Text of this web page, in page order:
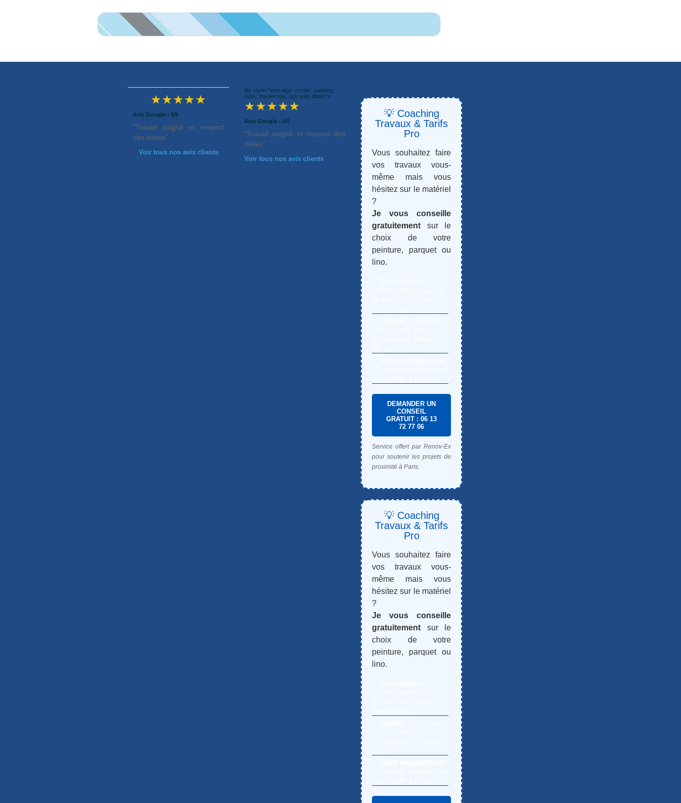
★★★★★
Avis Google : 5/5
"Travail soigné et respect
des délais"
Voir tous nos avis clients
div style="text-align: center; padding:
10px; border-top: 1px solid #ddd;">
★★★★★
Avis Google : 5/5
"Travail soigné et respect des
délais"
Voir tous nos avis clients
💡 Coaching
Travaux & Tarifs
Pro
Vous souhaitez faire
vos travaux vous-
même mais vous
hésitez sur le matériel
?
Je vous conseille
gratuitement sur le
choix de votre
peinture, parquet ou
lino.
DEMANDER UN
CONSEIL
GRATUIT : 06 13
72 77 06
Service offert par Renov-Ex
pour soutenir les projets de
proximité à Paris.
💡 Coaching
Travaux & Tarifs
Pro
Vous souhaitez faire
vos travaux vous-
même mais vous
hésitez sur le matériel
?
Je vous conseille
gratuitement sur le
choix de votre
peinture, parquet ou
lino.